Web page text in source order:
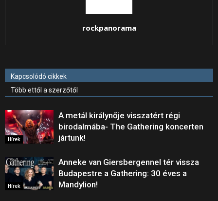
rockpanorama
Kapcsolódó cikkek
Több ettől a szerzőtől
Hírek
A metál királynője visszatért régi
birodalmába- The Gathering koncerten
jártunk!
Hírek
Anneke van Giersbergennel tér vissza
Budapestre a Gathering: 30 éves a
Mandylion!